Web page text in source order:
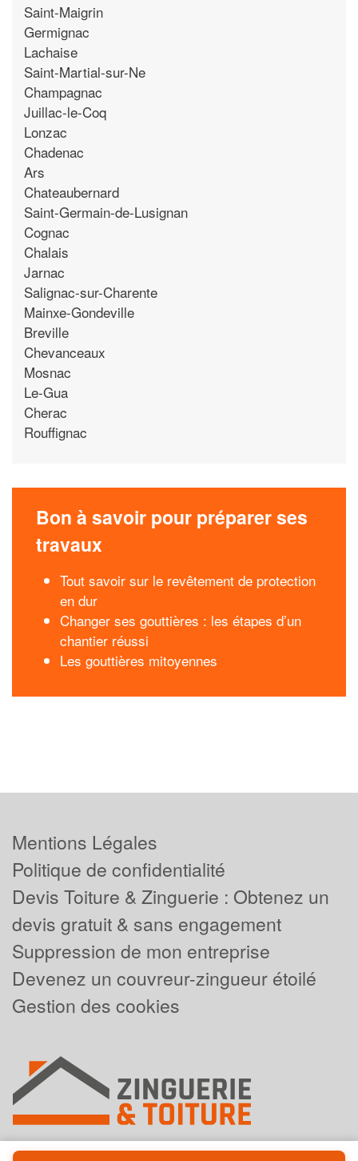
Saint-Maigrin
Germignac
Lachaise
Saint-Martial-sur-Ne
Champagnac
Juillac-le-Coq
Lonzac
Chadenac
Ars
Chateaubernard
Saint-Germain-de-Lusignan
Cognac
Chalais
Jarnac
Salignac-sur-Charente
Mainxe-Gondeville
Breville
Chevanceaux
Mosnac
Le-Gua
Cherac
Rouffignac
Bon à savoir pour préparer ses
travaux
Tout savoir sur le revêtement de protection
en dur
Changer ses gouttières : les étapes d’un
chantier réussi
Les gouttières mitoyennes
Mentions Légales
Politique de confidentialité
Devis Toiture & Zinguerie : Obtenez un
devis gratuit & sans engagement
Suppression de mon entreprise
Devenez un couvreur-zingueur étoilé
Gestion des cookies